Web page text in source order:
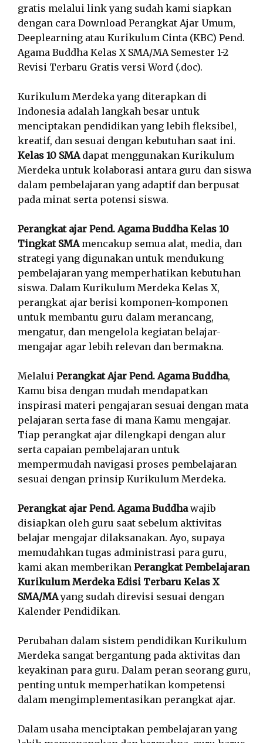
gratis melalui link yang sudah kami siapkan
dengan cara Download Perangkat Ajar Umum,
Deeplearning atau Kurikulum Cinta (KBC) Pend.
Agama Buddha Kelas X SMA/MA Semester 1-2
Revisi Terbaru Gratis versi Word (.doc).
Kurikulum Merdeka yang diterapkan di
Indonesia adalah langkah besar untuk
menciptakan pendidikan yang lebih fleksibel,
kreatif, dan sesuai dengan kebutuhan saat ini.
Kelas 10 SMAdapat menggunakan Kurikulum
Merdeka untuk kolaborasi antara guru dan siswa
dalam pembelajaran yang adaptif dan berpusat
pada minat serta potensi siswa.
Perangkat ajar Pend. Agama Buddha Kelas 10
Tingkat SMAmencakup semua alat, media, dan
strategi yang digunakan untuk mendukung
pembelajaran yang memperhatikan kebutuhan
siswa. Dalam Kurikulum Merdeka Kelas X,
perangkat ajar berisi komponen-komponen
untuk membantu guru dalam merancang,
mengatur, dan mengelola kegiatan belajar-
mengajar agar lebih relevan dan bermakna.
Melalui Perangkat Ajar Pend. Agama Buddha,
Kamu bisa dengan mudah mendapatkan
inspirasi materi pengajaran sesuai dengan mata
pelajaran serta fase di mana Kamu mengajar.
Tiap perangkat ajar dilengkapi dengan alur
serta capaian pembelajaran untuk
mempermudah navigasi proses pembelajaran
sesuai dengan prinsip Kurikulum Merdeka.
Perangkat ajar Pend. Agama Buddhawajib
disiapkan oleh guru saat sebelum aktivitas
belajar mengajar dilaksanakan. Ayo, supaya
memudahkan tugas administrasi para guru,
kami akan memberikan Perangkat Pembelajaran
Kurikulum Merdeka Edisi Terbaru Kelas X
SMA/MAyang sudah direvisi sesuai dengan
Kalender Pendidikan.
Perubahan dalam sistem pendidikan Kurikulum
Merdeka sangat bergantung pada aktivitas dan
keyakinan para guru. Dalam peran seorang guru,
penting untuk memperhatikan kompetensi
dalam mengimplementasikan perangkat ajar.
Dalam usaha menciptakan pembelajaran yang